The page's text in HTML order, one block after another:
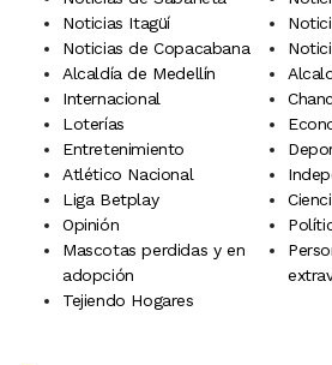
Noticias Itagüí
Noticias de Copacabana
Alcaldía de Medellín
Internacional
Loterías
Entretenimiento
Atlético Nacional
Liga Betplay
Opinión
Mascotas perdidas y en
adopción
Tejiendo Hogares